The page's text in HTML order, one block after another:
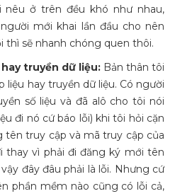
nêu ở trên đều khó như nhau,
mới khai lần đầu cho nên
thì sẽ nhanh chóng quen thôi.
truyền dữ liệu: Bản thân tôi
liệu hay truyền dữ liệu. Có người
số liệu và đã alô cho tôi nói
đi nó cứ báo lỗi) khi tôi hỏi cặn
tên truy cập và mã truy cập của
thay vì phải đi đăng ký mới tên
đây đâu phải là lỗi. Nhưng cứ
phần mềm nào cũng có lỗi cả,